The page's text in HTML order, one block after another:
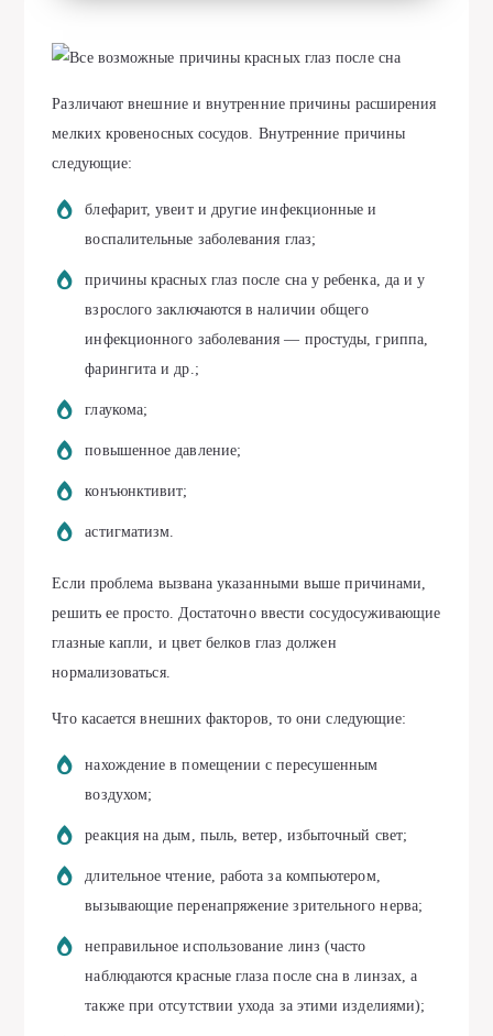
Различают внешние и внутренние причины расширения
мелких кровеносных сосудов. Внутренние причины
следующие:
блефарит, увеит и другие инфекционные и
воспалительные заболевания глаз;
причины красных глаз после сна у ребенка, да и у
взрослого заключаются в наличии общего
инфекционного заболевания — простуды, гриппа,
фарингита и др.;
глаукома;
повышенное давление;
конъюнктивит;
астигматизм.
Если проблема вызвана указанными выше причинами,
решить ее просто. Достаточно ввести сосудосуживающие
глазные капли, и цвет белков глаз должен
нормализоваться.
Что касается внешних факторов, то они следующие:
нахождение в помещении с пересушенным
воздухом;
реакция на дым, пыль, ветер, избыточный свет;
длительное чтение, работа за компьютером,
вызывающие перенапряжение зрительного нерва;
неправильное использование линз (часто
наблюдаются красные глаза после сна в линзах, а
также при отсутствии ухода за этими изделиями);